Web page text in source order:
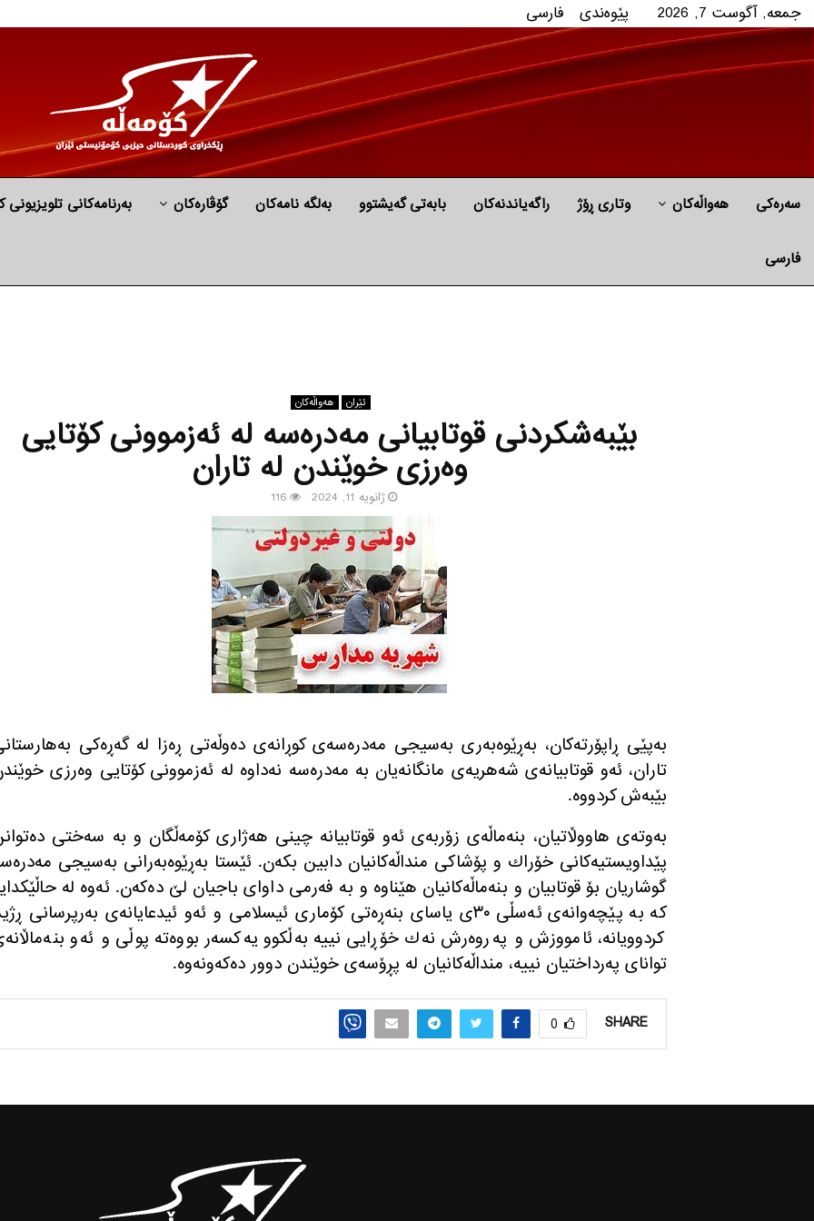
جمعه, آگوست 7, 2026 پێوه‌ندی فارسی
سەرەکی هه‌واڵه‌کان وتاری ڕۆژ راگه‌یاندنه‌كان بابه‌تی گه‌یشتوو به‌لگه‌ نامه‌كان گۆڤارەکان بەرنامەکانی تلویزیونی
فارسی
ئێران هه‌واڵه‌کان
بێبه‌شكردنی قوتابیانی مه‌دره‌سه‌ له‌ ئه‌زموونی كۆتایی
وه‌رزی خوێندن له‌ تاران
ژانویه 11, 2024 116
به‌پێی ڕاپۆرته‌كان، به‌ڕێوه‌به‌ری به‌سیجی مه‌دره‌سه‌ی كوڕانه‌ی ده‌وڵه‌تی ڕه‌زا له‌ گه‌ڕه‌كی
تاران، ئه‌و قوتابیانه‌ی شه‌هریه‌ی مانگانه‌یان به‌ مه‌دره‌سه‌ نه‌داوه‌ له‌ ئه‌زموونی كۆتایی وه‌رزی
بێبه‌ش كردووه‌.
به‌وته‌ی هاووڵاتیان، بنه‌ماڵه‌ی زۆربه‌ی ئه‌و قوتابیانه چینی هه‌ژاری كۆمه‌ڵگان و به‌ سه‌ختی
پێداویستیه‌كانی خۆراك و پۆشاكی منداڵه‌كانیان دابین بكه‌ن. ئێستا به‌ڕێوه‌به‌رانی به‌سیجی
گوشاریان بۆ قوتابیان و بنه‌ماڵه‌كانیان هێناوه‌ و به‌ فه‌رمی داوای باجیان لێ ده‌كه‌ن. ئه‌وه‌ له‌
كه‌ به‌ پێچه‌وانه‌ی ئه‌سڵی ٣٠ی یاسای بنه‌ڕه‌تی كۆماری ئیسلامی و ئه‌و ئیدعایانه‌ی به‌رپرسانی
كردوویانه، ئامووزش و په‌روه‌رش نه‌ك خۆڕایی نییه‌ به‌ڵكوو یه‌كسه‌ر بووه‌ته‌ پوڵی و ئه‌و
توانای په‌رداختیان نییه‌، منداڵه‌كانیان له‌ پڕۆسه‌ی خوێندن دوور ده‌كه‌ونه‌وه‌.
SHARE
0